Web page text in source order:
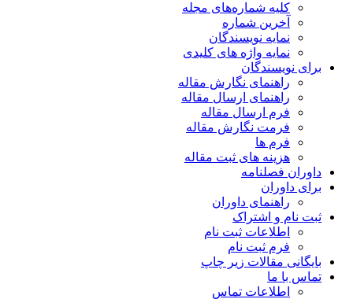
کلیه شماره‌های مجله
آخرین شماره
نمایه نویسندگان
نمایه واژه های کلیدی
برای نویسندگان
راهنمای نگارش مقاله
راهنمای ارسال مقاله
فرم ارسال مقاله
فرمت نگارش مقاله
فرم ها
هزینه های ثبت مقاله
داوران فصلنامه
برای داوران
راهنمای داوران
ثبت نام و اشتراک
اطلاعات ثبت نام
فرم ثبت نام
بایگانی مقالات زیر چاپ
تماس با ما
اطلاعات تماس